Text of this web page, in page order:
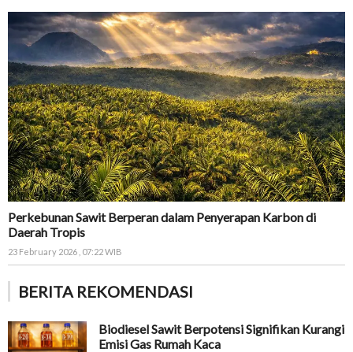
Perkebunan Sawit Berperan dalam Penyerapan Karbon di
Daerah Tropis
23 February 2026 , 07:22 WIB
BERITA REKOMENDASI
Biodiesel Sawit Berpotensi Signifikan Kurangi
Emisi Gas Rumah Kaca